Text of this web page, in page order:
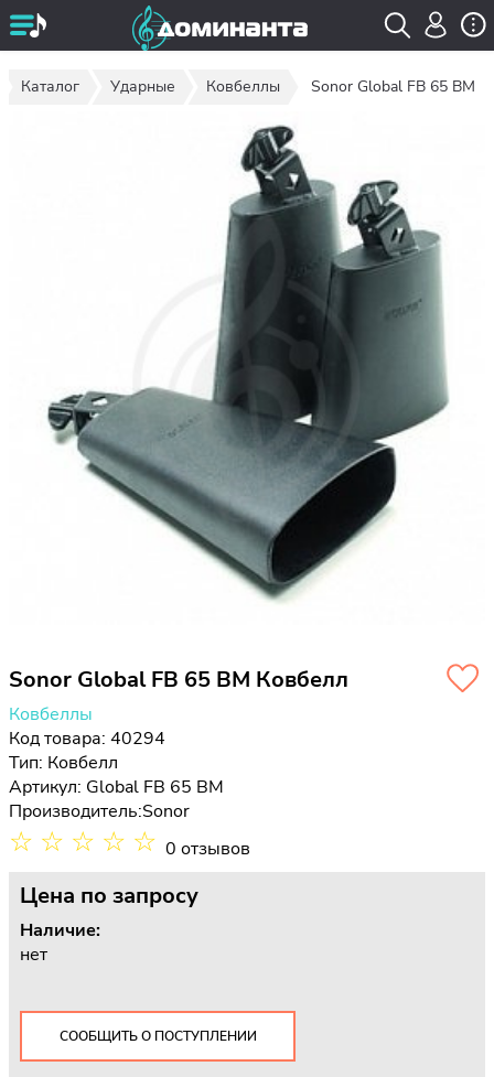
Каталог Ударные Ковбеллы Sonor Global FB 65 BM
Sonor Global FB 65 BM Ковбелл
Ковбеллы
Код товара: 40294
Тип: Ковбелл
Артикул: Global FB 65 BM
Производитель:Sonor
☆ ☆ ☆ ☆ ☆ 0 отзывов
Цена по запросу
Наличие:
нет
СООБЩИТЬ О ПОСТУПЛЕНИИ